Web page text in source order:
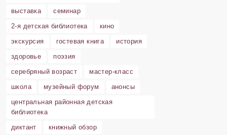
выставка
семинар
2-я детская библиотека
кино
экскурсия
гостевая книга
история
здоровье
поэзия
серебряный возраст
мастер-класс
школа
музейный форум
анонсы
центральная районная детская
библиотека
диктант
книжный обзор